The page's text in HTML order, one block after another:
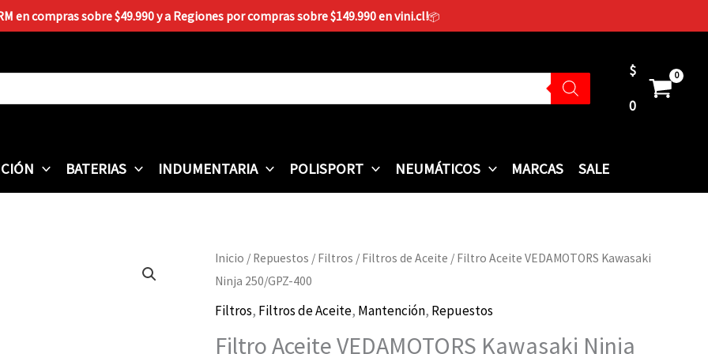
en compras sobre $49.990 y a Regiones por compras sobre $149.990 en vini.cl!📦
$
0
BATERIAS INDUMENTARIA POLISPORT NEUMÁTICOS MARCAS SALE
Inicio / Repuestos / Filtros / Filtros de Aceite / Filtro Aceite VEDAMOTORS Kawasaki
Ninja 250/GPZ-400
Filtros, Filtros de Aceite, Mantención, Repuestos
Filtro Aceite VEDAMOTORS Kawasaki Ninja
Filtro
Aceite
VEDAMOTORS